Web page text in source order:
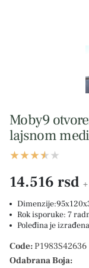
Moby9
lajsnom
14.516 rsd
Rok isporuke: 7
Poleđina je
Code: P1983S42636
Odabrana Boja: